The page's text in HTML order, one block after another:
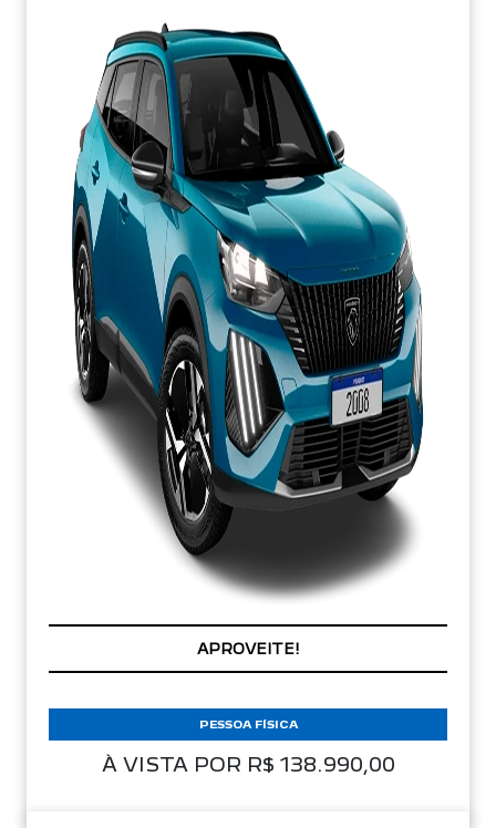
APROVEITE!
À VISTA POR R$ 138.990,00
PESSOA FÍSICA